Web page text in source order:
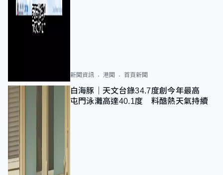
新聞資訊 港聞 首頁新聞
白海豚｜天文台錄34.7度創今年最高
屯門泳灘高達40.1度 料酷熱天氣持續